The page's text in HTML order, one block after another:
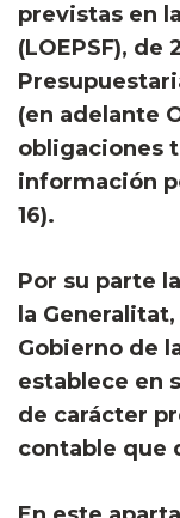
previstas en
(LOEPSF),
(en adelante
obligaciones
información
16).
Por su parte
la
Gobierno de
establece en
de carácter
contable que